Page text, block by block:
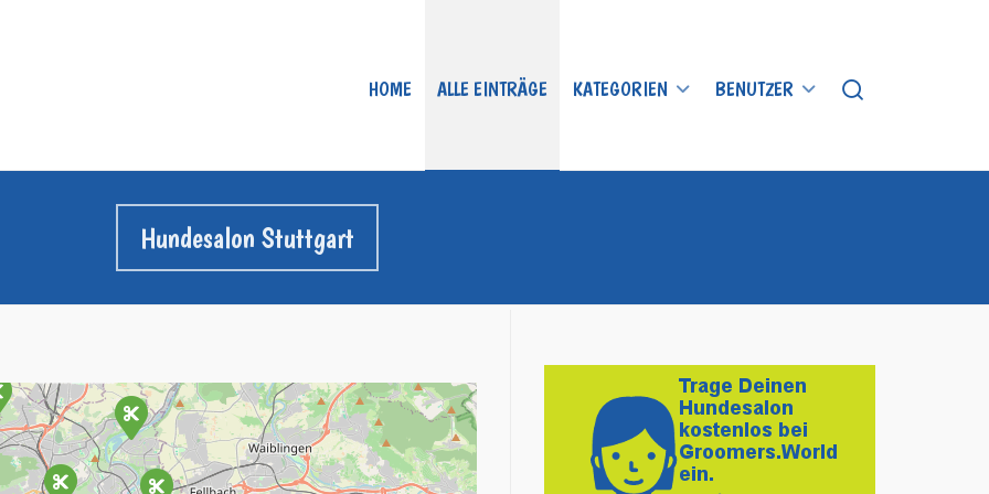
HOME ALLE EINTRÄGE KATEGORIEN BENUTZER
Hundesalon Stuttgart